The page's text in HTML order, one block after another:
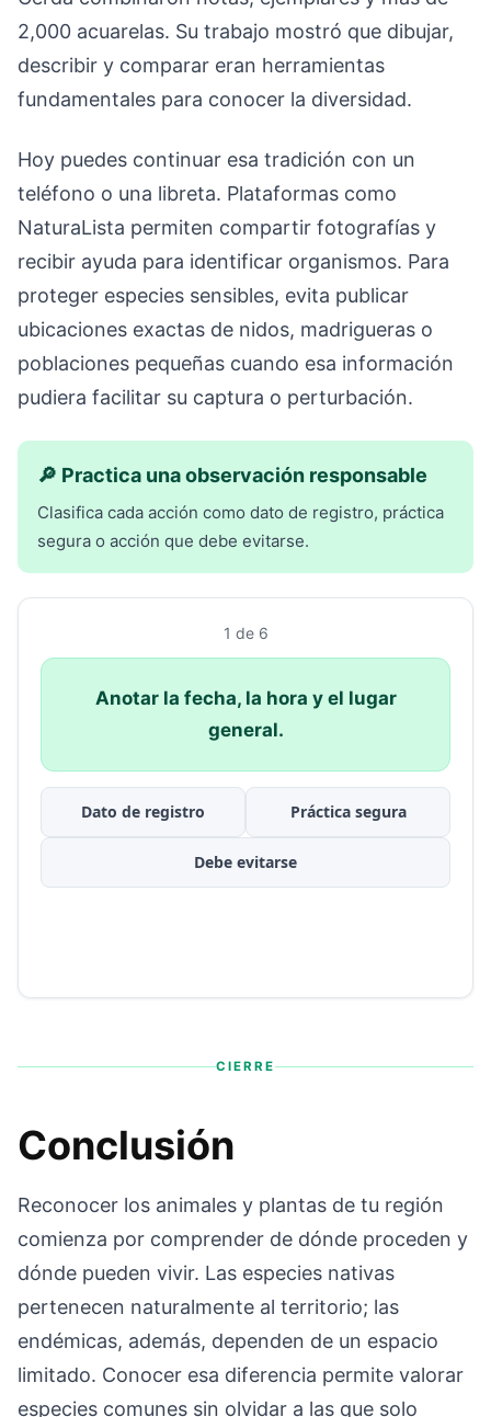
2,000 acuarelas. Su trabajo mostró que dibujar,
describir y comparar eran herramientas
fundamentales para conocer la diversidad.
Hoy puedes continuar esa tradición con un
teléfono o una libreta. Plataformas como
NaturaLista permiten compartir fotografías y
recibir ayuda para identificar organismos. Para
proteger especies sensibles, evita publicar
ubicaciones exactas de nidos, madrigueras o
poblaciones pequeñas cuando esa información
pudiera facilitar su captura o perturbación.
🔎 Practica una observación responsable
Clasifica cada acción como dato de registro, práctica
segura o acción que debe evitarse.
1 de 6
Anotar la fecha, la hora y el lugar
general.
Dato de registro Práctica segura
Debe evitarse
CIERRE
Conclusión
Reconocer los animales y plantas de tu región
comienza por comprender de dónde proceden y
dónde pueden vivir. Las especies nativas
pertenecen naturalmente al territorio; las
endémicas, además, dependen de un espacio
limitado. Conocer esa diferencia permite valorar
especies comunes sin olvidar a las que solo